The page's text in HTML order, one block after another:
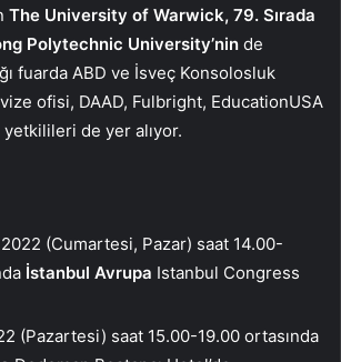
The University of Warwick, 79. Sırada
Polytechnic University’nin de
fuarda ABD ve İsveç Konsolosluk
ofisi, DAAD, Fulbright, EducationUSA
de yer alıyor.
2022 (Cumartesi, Pazar) saat 14.00-
İstanbul Avrupa Istanbul Congress
(Pazartesi) saat 15.00-19.00 ortasında